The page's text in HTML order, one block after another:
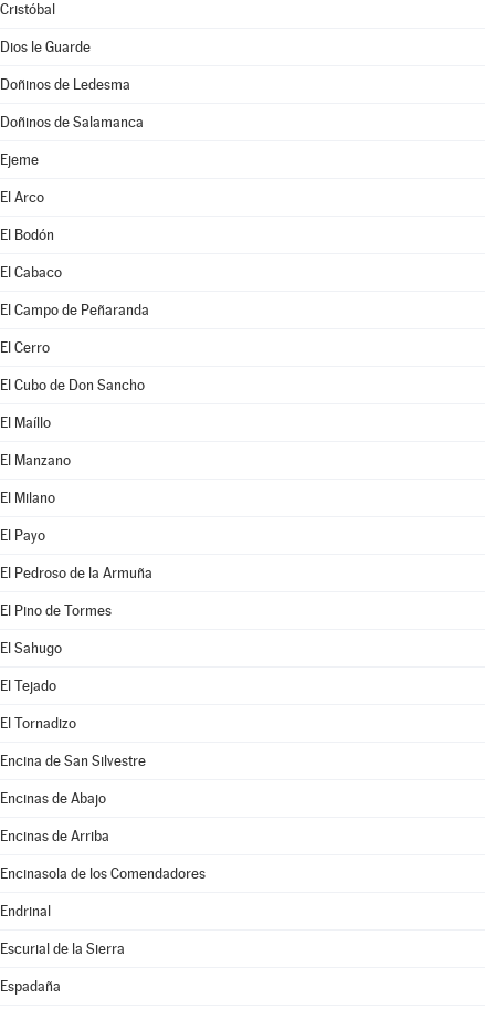
Cristóbal
Dios le Guarde
Doñinos de Ledesma
Doñinos de Salamanca
Ejeme
El Arco
El Bodón
El Cabaco
El Campo de Peñaranda
El Cerro
El Cubo de Don Sancho
El Maíllo
El Manzano
El Milano
El Payo
El Pedroso de la Armuña
El Pino de Tormes
El Sahugo
El Tejado
El Tornadizo
Encina de San Silvestre
Encinas de Abajo
Encinas de Arriba
Encinasola de los Comendadores
Endrinal
Escurial de la Sierra
Espadaña